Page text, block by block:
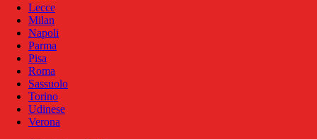
Lecce
Milan
Napoli
Parma
Pisa
Roma
Sassuolo
Torino
Udinese
Verona